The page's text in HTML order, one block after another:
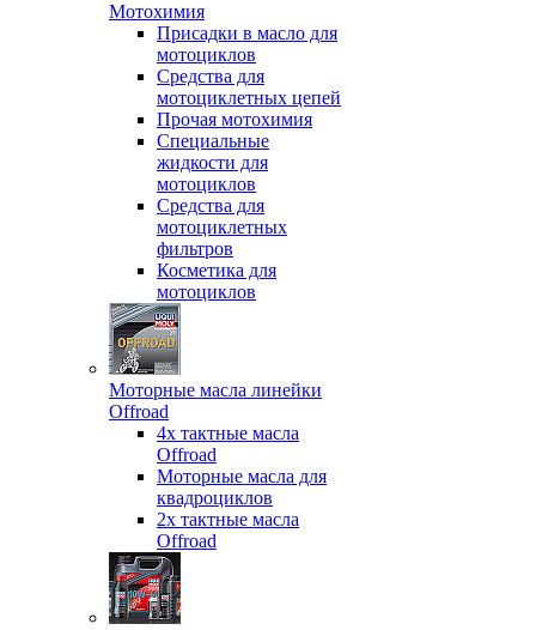
Мотохимия
Присадки в масло для
мотоциклов
Средства для
мотоциклетных цепей
Прочая мотохимия
Специальные
жидкости для
мотоциклов
Средства для
мотоциклетных
фильтров
Косметика для
мотоциклов
Моторные масла линейки
Offroad
4х тактные масла
Offroad
Моторные масла для
квадроциклов
2х тактные масла
Offroad